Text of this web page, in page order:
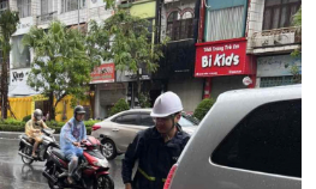
Thế giới
Tin thế giới
Vấn đề quốc tế
Hồ sơ sự kiện quốc tế
Thế giới & Việt Nam
Biên cương - Một dải vững